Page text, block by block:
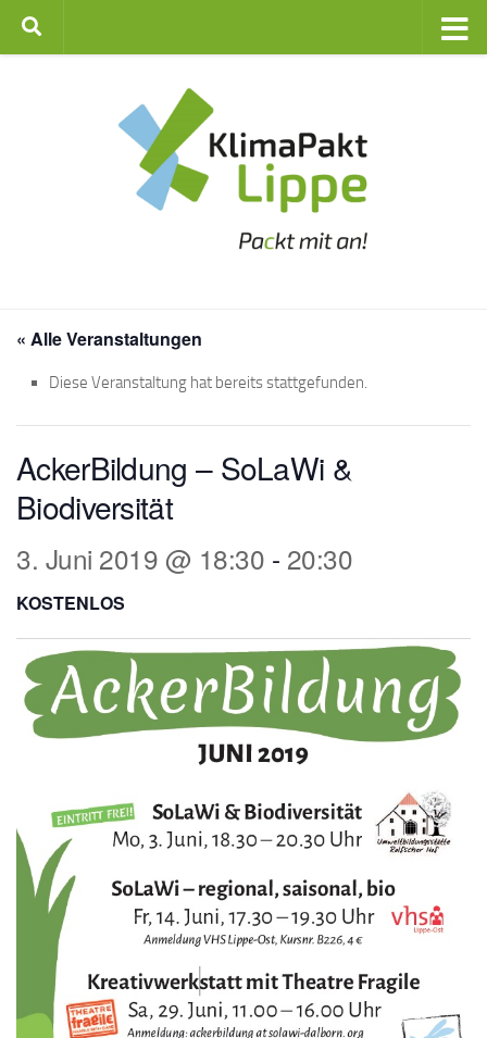
Zum Inhalt springen
« Alle Veranstaltungen
Diese Veranstaltung hat bereits stattgefunden.
AckerBildung – SoLaWi &
Biodiversität
3. Juni 2019 @ 18:30 - 20:30
KOSTENLOS